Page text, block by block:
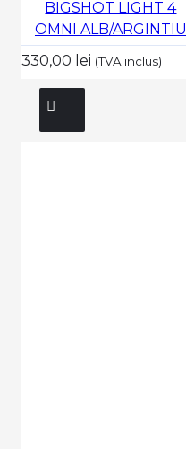
BIGSHOT LIGHT 4
OMNI ALB/ARGINTIU
330,00 lei (TVA inclus)